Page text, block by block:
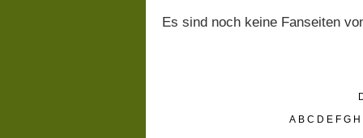
Es sind noch keine Fanseiten
A B C D E F G H